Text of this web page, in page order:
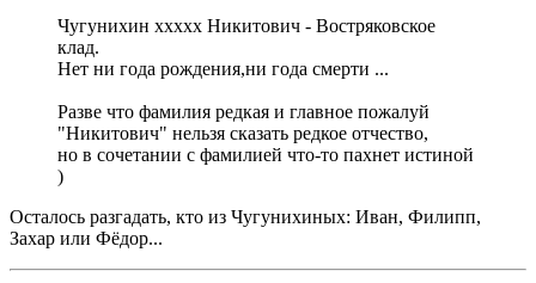
Чугунихин ххххх Никитович - Востряковское
клад.
Нет ни года рождения,ни года смерти ...
Разве что фамилия редкая и главное пожалуй
"Никитович" нельзя сказать редкое отчество,
но в сочетании с фамилией что-то пахнет истиной
)
Осталось разгадать, кто из Чугунихиных: Иван, Филипп,
Захар или Фёдор...